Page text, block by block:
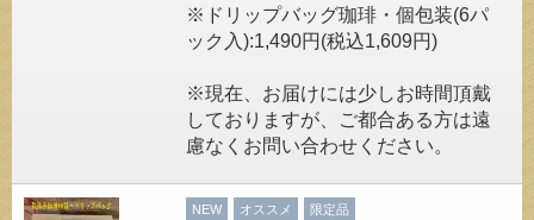
※ドリップバッグ珈琲・個包装(6パ
ック入):1,490円(税込1,609円)
※現在、お届けには少しお時間頂戴
しておりますが、ご都合ある方は遠
慮なくお問い合わせください。
NEW オススメ 限定品